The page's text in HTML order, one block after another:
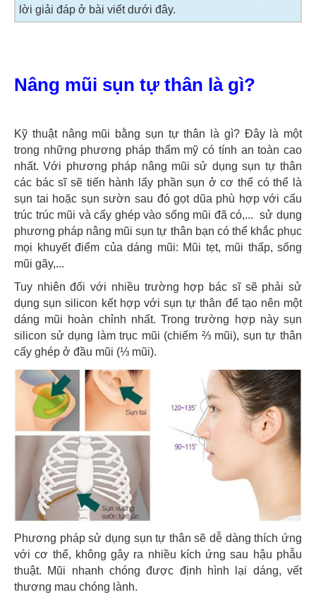
lời giải đáp ở bài viết dưới đây.
Nâng mũi sụn tự thân là gì?
Kỹ thuật nâng mũi bằng sụn tự thân là gì? Đây là một
trong những phương pháp thẩm mỹ có tính an toàn cao
nhất. Với phương pháp nâng mũi sử dụng sụn tự thân
các bác sĩ sẽ tiến hành lấy phần sụn ở cơ thể có thể là
sụn tai hoặc sụn sườn sau đó gọt dũa phù hợp với cấu
trúc trúc mũi và cấy ghép vào sống mũi đã có,... sử dụng
phương pháp nâng mũi sụn tự thân bạn có thể khắc phục
mọi khuyết điểm của dáng mũi: Mũi tẹt, mũi thấp, sống
mũi gãy,...
Tuy nhiên đối với nhiều trường hợp bác sĩ sẽ phải sử
dụng sụn silicon kết hợp với sụn tự thân để tạo nên một
dáng mũi hoàn chỉnh nhất. Trong trường hợp này sụn
silicon sử dụng làm trục mũi (chiếm ⅔ mũi), sụn tự thân
cấy ghép ở đầu mũi (⅓ mũi).
Phương pháp sử dụng sụn tự thân sẽ dễ dàng thích ứng
với cơ thể, không gây ra nhiều kích ứng sau hậu phẫu
thuật. Mũi nhanh chóng được định hình lại dáng, vết
thương mau chóng lành.